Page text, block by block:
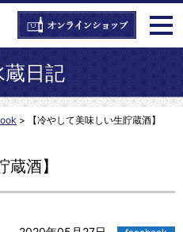
蔵日記
> 【冷やして美味しい生貯蔵酒】
蔵酒】